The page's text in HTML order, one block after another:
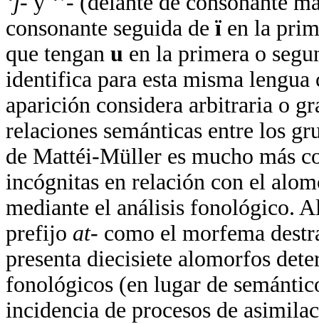
consonante seguida de ï en la
que tengan u en la primera o
identifica para esta misma
aparición considera arbitraria o
relaciones semánticas entre los
de Mattéi-Müller es mucho más
incógnitas en relación con el
mediante el análisis fonológico.
prefijo at- como el morfema
presenta diecisiete alomorfos
fonológicos (en lugar de
incidencia de procesos de